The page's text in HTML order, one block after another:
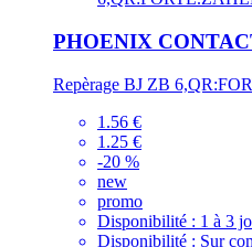
PHOENIX
Repèrage BJ ZB
1.56 €
1.25 €
-20 %
new
promo
Disponibilité : 1 à 3
Disponibilité : Sur